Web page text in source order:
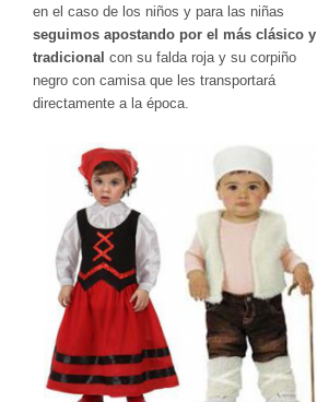
en el caso de los niños y para las niñas
seguimos apostando por el más clásico y
tradicional con su falda roja y su corpiño
negro con camisa que les transportará
directamente a la época.